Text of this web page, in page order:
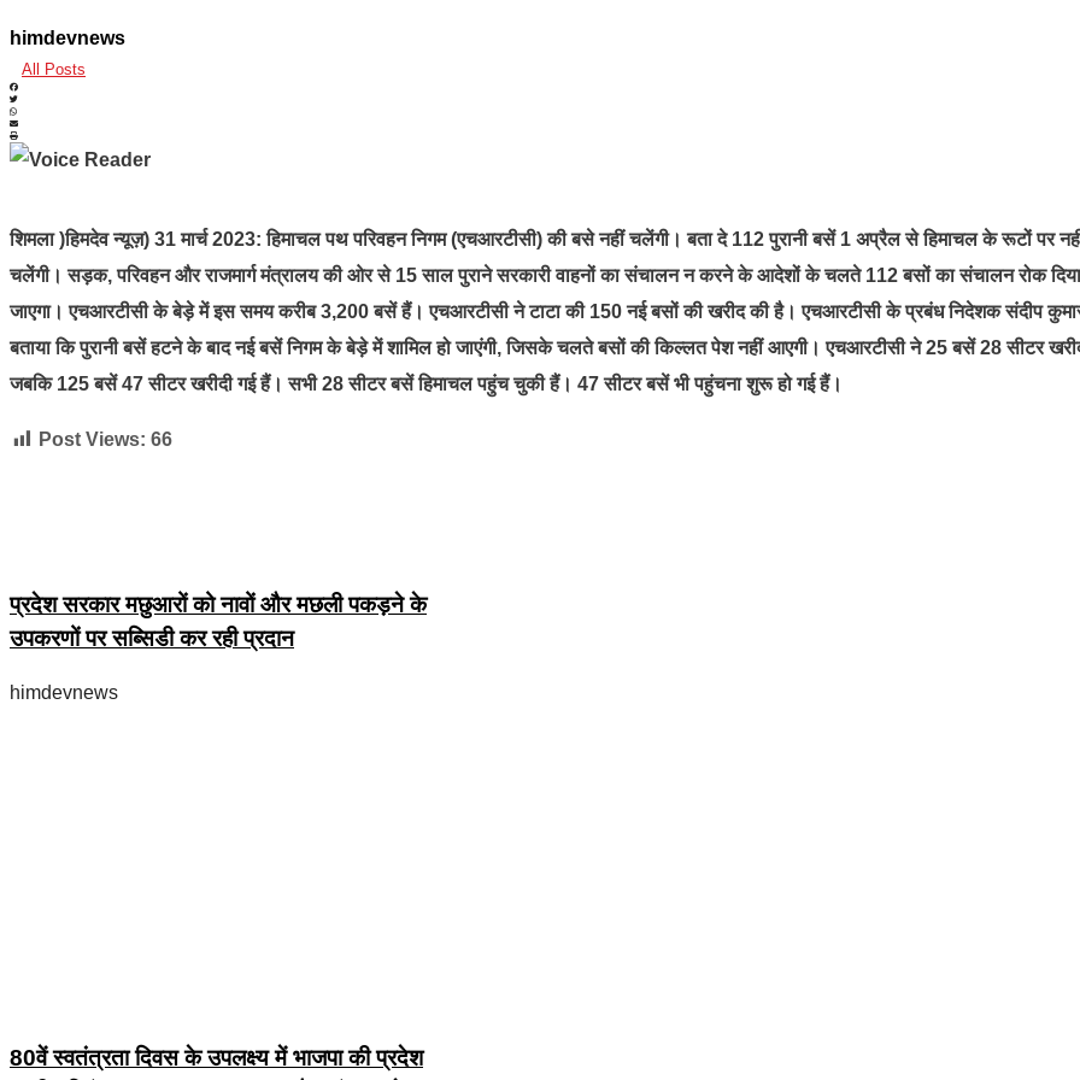
himdevnews
All Posts
शिमला )हिमदेव न्यूज़) 31 मार्च 2023: हिमाचल पथ परिवहन निगम (एचआरटीसी) की बसे नहीं चलेंगी। बता दे 112 पुरानी बसें 1 अप्रैल से हिमाचल के रूटों पर
चलेंगी। सड़क, परिवहन और राजमार्ग मंत्रालय की ओर से 15 साल पुराने सरकारी वाहनों का संचालन न करने के आदेशों के चलते 112 बसों का संचालन रोक दिया
जाएगा। एचआरटीसी के बेड़े में इस समय करीब 3,200 बसें हैं। एचआरटीसी ने टाटा की 150 नई बसों की खरीद की है। एचआरटीसी के प्रबंध निदेशक संदीप
बताया कि पुरानी बसें हटने के बाद नई बसें निगम के बेड़े में शामिल हो जाएंगी, जिसके चलते बसों की किल्लत पेश नहीं आएगी। एचआरटीसी ने 25 बसें 28 सीटर
जबकि 125 बसें 47 सीटर खरीदी गई हैं। सभी 28 सीटर बसें हिमाचल पहुंच चुकी हैं। 47 सीटर बसें भी पहुंचना शुरू हो गई हैं।
Post Views: 66
प्रदेश सरकार मछुआरों को नावों और मछली पकड़ने के
उपकरणों पर सब्सिडी कर रही प्रदान
himdevnews
80वें स्वतंत्रता दिवस के उपलक्ष्य में भाजपा की प्रदेश